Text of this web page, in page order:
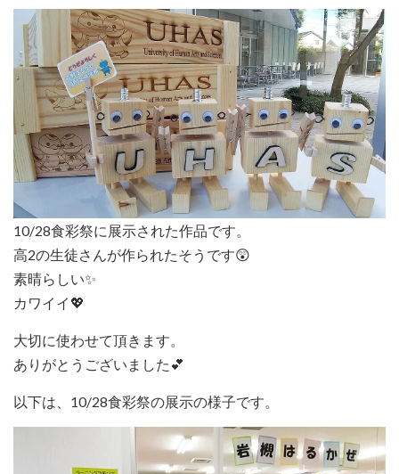
10/28食彩祭に展示された作品です。
高2の生徒さんが作られたそうです😲
素晴らしい✨
カワイイ💖
大切に使わせて頂きます。
ありがとうございました💕
以下は、10/28食彩祭の展示の様子です。